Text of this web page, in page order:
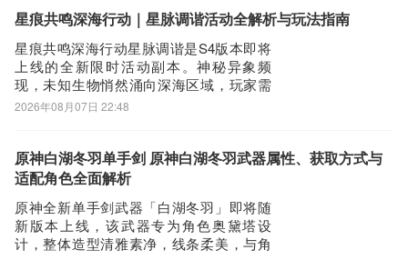
-- 解锁访客和附近的人特权，拓宽交友圈
-- 可同时学习多达三门不同语言
- 隐私政策: https://www.hellotalk.cn/privacy-policy
- 用户条款: https://www.hellotalk.cn/terms-of-service
为您优化了体验细节。
HelloTalk6.3.90 下载安装说明：
下载HelloTalk到手机上面的方法有很多。 安卓系统的手机可以在豌
励，备受玩家关注。建议通过九游平台下
称，节日期
星痕共鸣深海行动｜星脉调谐活动全解析与玩法指南
星痕共鸣深海行动星脉调谐是S4版本即将
上线的全新限时活动副本。神秘异象频
现，未知生物悄然涌向深海区域，玩家需
潜入幽邃海底，展开一场策略性十足的追
续来袭的敌对单位。为满足广大玩家对玩
法机制的关注，现就本次活动内容作全面
2026年08月07日 22:48
原神白湖冬羽单手剑 原神白湖冬羽武器属性、获取方式与
适配角色全面解析
原神全新单手剑武器「白湖冬羽」即将随
新版本上线，该武器专为角色奥黛塔设
计，整体造型清雅素净，线条柔美，与角